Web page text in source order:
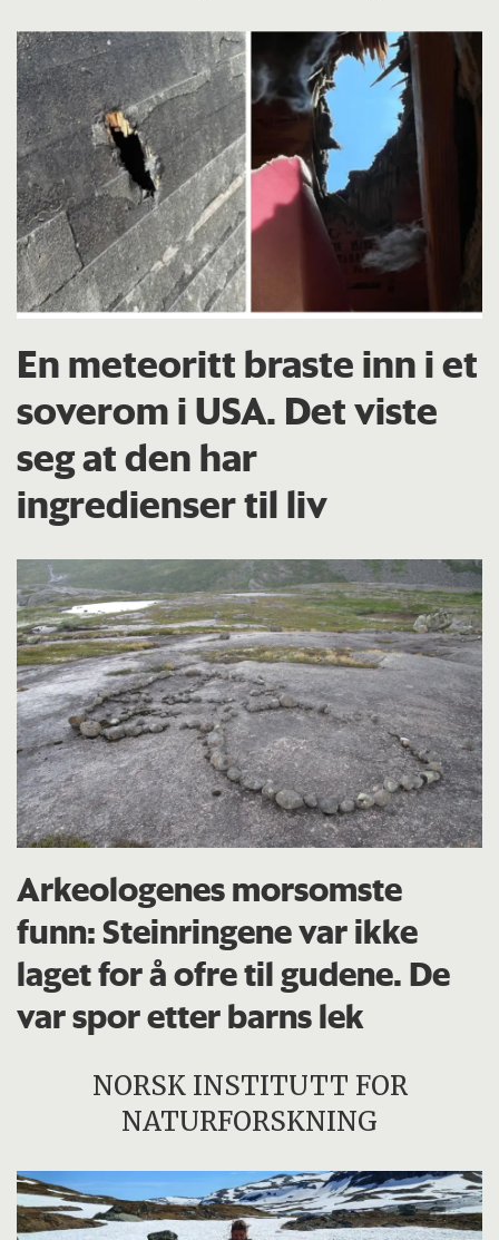
En meteoritt braste inn i et
soverom i USA. Det viste
seg at den har
ingredienser til liv
Arkeologenes morsomste
funn: Steinringene var ikke
laget for å ofre til gudene. De
var spor etter barns lek
NORSK INSTITUTT FOR
NATURFORSKNING